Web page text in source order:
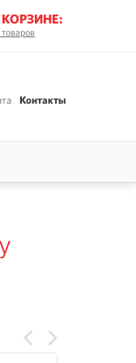
КОРЗИНЕ:
товаров
Контакты